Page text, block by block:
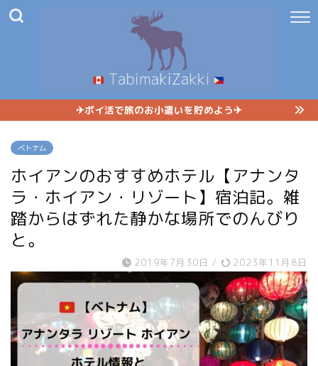
✈︎ポイ活で旅のお小遣いを貯めよう✈︎
ベトナム
ホイアンのおすすめホテル【アナンタ
ラ・ホイアン・リゾート】宿泊記。雑
踏からはずれた静かな場所でのんびり
と。
2019年7月30日 / 2023年11月8日